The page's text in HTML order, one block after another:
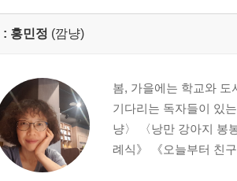
: 홍민정 (깜냥)
봄, 가을에는 학교와
기다리는 독자들이 있
냥〉 〈낭만 강아지 봉
례식》 《오늘부터 친